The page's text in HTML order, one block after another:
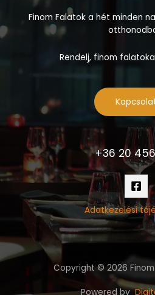
Finom Falatok a hét minden
Rendelj, finom
+36 20 456
Adatkezelési
Copyright © 2026
Powered by